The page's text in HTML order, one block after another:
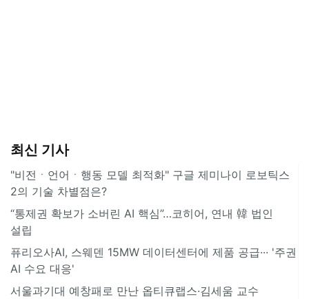
최신 기사
"비전ㆍ언어ㆍ행동 모델 최적화" 구글 제미나이 로보틱스
2의 기술 차별점은?
“통제권 확보가 소버린 AI 핵심”…코히어, 연내 韓 법인
설립
퓨리오사AI, 스웨덴 15MW 데이터센터에 제품 공급··· '주권
AI 수요 대응'
서울과기대 예창패로 만난 옵티큐랩스·김세움 교수